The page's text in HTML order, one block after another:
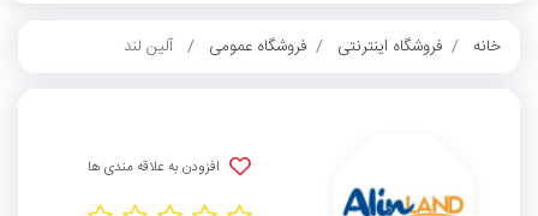
خانه فروشگاه اینترنتی فروشگاه عمومی آلین لند
افزودن به علاقه مندی ها